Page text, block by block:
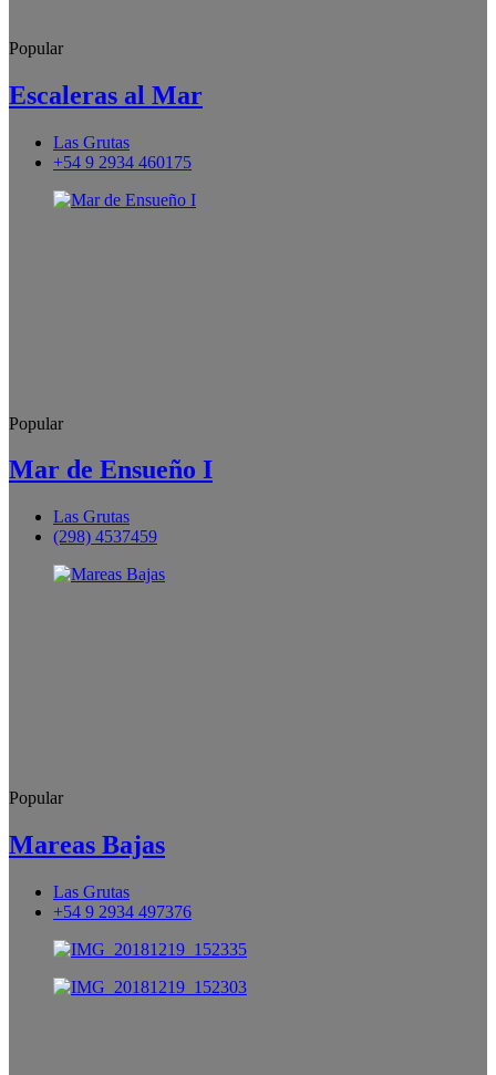
Popular
Escaleras al Mar
Las Grutas
+54 9 2934 460175
Popular
Mar de Ensueño I
Las Grutas
(298) 4537459
Popular
Mareas Bajas
Las Grutas
+54 9 2934 497376